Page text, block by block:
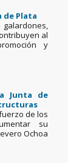
de Plata
al
y
Junta de
de los
su
Ochoa